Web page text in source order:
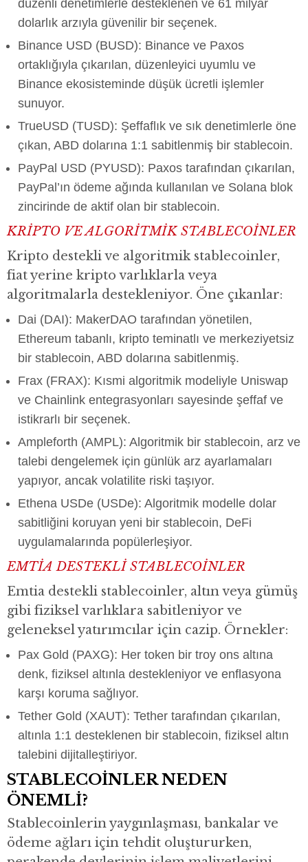
düzenli denetimlerle desteklenen ve 61 milyar
dolarlık arzıyla güvenilir bir seçenek.
Binance USD (BUSD): Binance ve Paxos
ortaklığıyla çıkarılan, düzenleyici uyumlu ve
Binance ekosisteminde düşük ücretli işlemler
sunuyor.
TrueUSD (TUSD): Şeffaflık ve sık denetimlerle öne
çıkan, ABD dolarına 1:1 sabitlenmiş bir stablecoin.
PayPal USD (PYUSD): Paxos tarafından çıkarılan,
PayPal’ın ödeme ağında kullanılan ve Solana blok
zincirinde de aktif olan bir stablecoin.
KRİPTO VE ALGORİTMİK STABLECOİNLER
Kripto destekli ve algoritmik stablecoinler,
fiat yerine kripto varlıklarla veya
algoritmalarla destekleniyor. Öne çıkanlar:
Dai (DAI): MakerDAO tarafından yönetilen,
Ethereum tabanlı, kripto teminatlı ve merkeziyetsiz
bir stablecoin, ABD dolarına sabitlenmiş.
Frax (FRAX): Kısmi algoritmik modeliyle Uniswap
ve Chainlink entegrasyonları sayesinde şeffaf ve
istikrarlı bir seçenek.
Ampleforth (AMPL): Algoritmik bir stablecoin, arz ve
talebi dengelemek için günlük arz ayarlamaları
yapıyor, ancak volatilite riski taşıyor.
Ethena USDe (USDe): Algoritmik modelle dolar
sabitliğini koruyan yeni bir stablecoin, DeFi
uygulamalarında popülerleşiyor.
EMTİA DESTEKLİ STABLECOİNLER
Emtia destekli stablecoinler, altın veya gümüş
gibi fiziksel varlıklara sabitleniyor ve
geleneksel yatırımcılar için cazip. Örnekler:
Pax Gold (PAXG): Her token bir troy ons altına
denk, fiziksel altınla destekleniyor ve enflasyona
karşı koruma sağlıyor.
Tether Gold (XAUT): Tether tarafından çıkarılan,
altınla 1:1 desteklenen bir stablecoin, fiziksel altın
talebini dijitalleştiriyor.
STABLECOİNLER NEDEN
ÖNEMLİ?
Stablecoinlerin yaygınlaşması, bankalar ve
ödeme ağları için tehdit oluştururken,